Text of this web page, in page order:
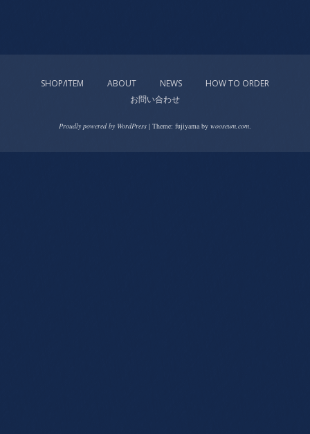
SHOP/ITEM ABOUT NEWS
HOW TO ORDER
お問い合わせ
Proudly powered by WordPress | Theme: fujiyama by wooseum.com.